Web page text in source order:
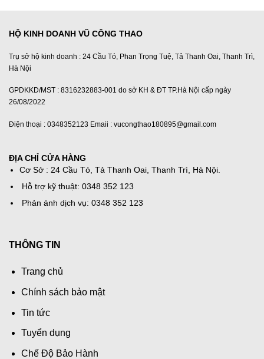
HỘ KINH DOANH VŨ CÔNG THAO
Trụ sở hộ kinh doanh : 24 Cầu Tó, Phan Trọng Tuệ, Tả Thanh Oai, Thanh Trì,
Hà Nội
GPDKKD/MST : 8316232883-001 do sở KH & ĐT TP.Hà Nội cấp ngày
26/08/2022
Điện thoại : 0348352123 Emaii : vucongthao180895@gmail.com
ĐỊA CHỈ CỬA HÀNG
Cơ Sở : 24 Cầu Tó, Tả Thanh Oai, Thanh Trì, Hà Nội.
Hỗ trợ kỹ thuật: 0348 352 123
Phản ánh dịch vụ: 0348 352 123
THÔNG TIN
Trang chủ
Chính sách bảo mật
Tin tức
Tuyển dụng
Chế Độ Bảo Hành